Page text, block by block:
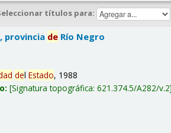
títulos para:
provincia de Río Negro
delEstado, 1988
Signatura topográfica:621.374.5/A282/v.2